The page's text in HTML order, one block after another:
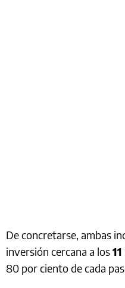
De concretarse, ambas
inversión cercana a los
80 por ciento de cada